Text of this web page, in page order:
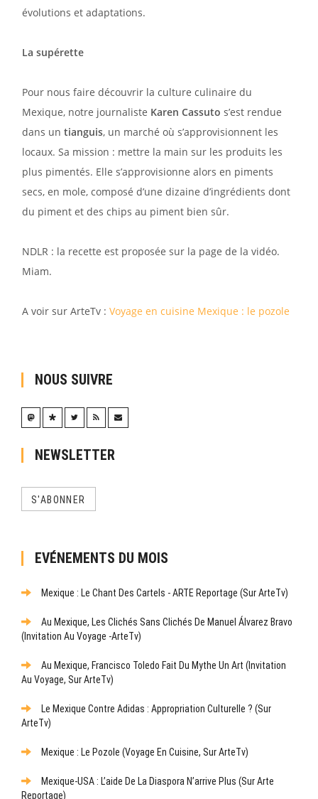
évolutions et adaptations.
La supérette
Pour nous faire découvrir la culture culinaire du
Mexique, notre journaliste Karen Cassuto s’est rendue
dans un tianguis, un marché où s’approvisionnent les
locaux. Sa mission : mettre la main sur les produits les
plus pimentés. Elle s’approvisionne alors en piments
secs, en mole, composé d’une dizaine d’ingrédients dont
du piment et des chips au piment bien sûr.
NDLR : la recette est proposée sur la page de la vidéo.
Miam.
A voir sur ArteTv : Voyage en cuisine Mexique : le pozole
NOUS SUIVRE
NEWSLETTER
S'ABONNER
EVÉNEMENTS DU MOIS
Mexique : Le Chant Des Cartels - ARTE Reportage (sur ArteTv)
Au Mexique, Les Clichés Sans Clichés De Manuel Álvarez Bravo
(Invitation Au Voyage -ArteTv)
Au Mexique, Francisco Toledo Fait Du Mythe Un Art (Invitation
Au Voyage, Sur ArteTv)
Le Mexique Contre Adidas : Appropriation Culturelle ? (sur
ArteTv)
Mexique : Le Pozole (Voyage En Cuisine, Sur ArteTv)
Mexique-USA : L’aide De La Diaspora N’arrive Plus (sur Arte
Reportage)